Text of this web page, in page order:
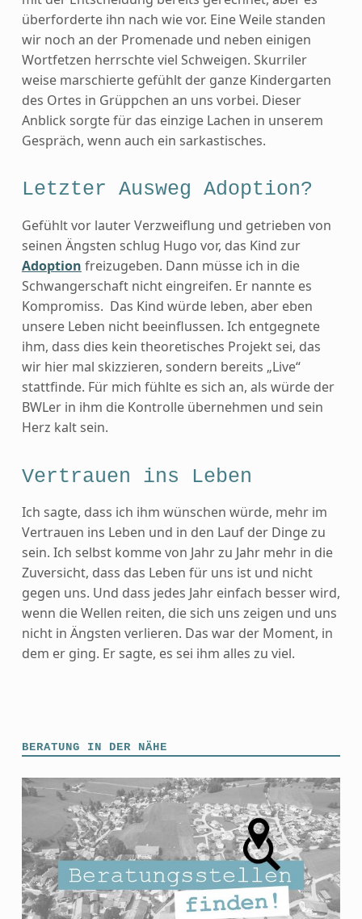
überforderte ihn nach wie vor. Eine Weile standen
wir noch an der Promenade und neben einigen
Wortfetzen herrschte viel Schweigen. Skurriler
weise marschierte gefühlt der ganze Kindergarten
des Ortes in Grüppchen an uns vorbei. Dieser
Anblick sorgte für das einzige Lachen in unserem
Gespräch, wenn auch ein sarkastisches.
Letzter Ausweg Adoption?
Gefühlt vor lauter Verzweiflung und getrieben von
seinen Ängsten schlug Hugo vor, das Kind zur
Adoption freizugeben. Dann müsse ich in die
Schwangerschaft nicht eingreifen. Er nannte es
Kompromiss. Das Kind würde leben, aber eben
unsere Leben nicht beeinflussen. Ich entgegnete
ihm, dass dies kein theoretisches Projekt sei, das
wir hier mal skizzieren, sondern bereits „Live“
stattfinde. Für mich fühlte es sich an, als würde der
BWLer in ihm die Kontrolle übernehmen und sein
Herz kalt sein.
Vertrauen ins Leben
Ich sagte, dass ich ihm wünschen würde, mehr im
Vertrauen ins Leben und in den Lauf der Dinge zu
sein. Ich selbst komme von Jahr zu Jahr mehr in die
Zuversicht, dass das Leben für uns ist und nicht
gegen uns. Und dass jedes Jahr einfach besser wird,
wenn die Wellen reiten, die sich uns zeigen und uns
nicht in Ängsten verlieren. Das war der Moment, in
dem er ging. Er sagte, es sei ihm alles zu viel.
BERATUNG IN DER NÄHE